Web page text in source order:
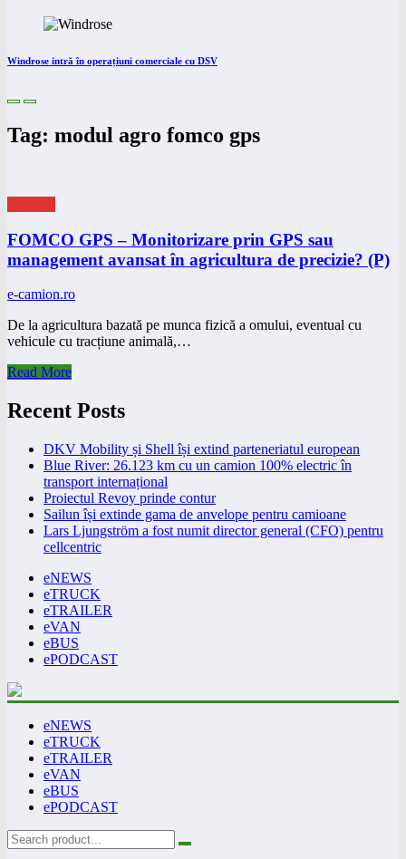
Windrose intră în operațiuni comerciale cu DSV
Tag: modul agro fomco gps
FOMCO GPS – Monitorizare prin GPS sau
management avansat în agricultura de precizie? (P)
e-camion.ro
De la agricultura bazată pe munca fizică a omului, eventual cu
vehicule cu tracțiune animală,…
Read More
Recent Posts
DKV Mobility și Shell își extind parteneriatul european
Blue River: 26.123 km cu un camion 100% electric în
transport internațional
Proiectul Revoy prinde contur
Sailun își extinde gama de anvelope pentru camioane
Lars Ljungström a fost numit director general (CFO) pentru
cellcentric
eNEWS
eTRUCK
eTRAILER
eVAN
eBUS
ePODCAST
eNEWS
eTRUCK
eTRAILER
eVAN
eBUS
ePODCAST